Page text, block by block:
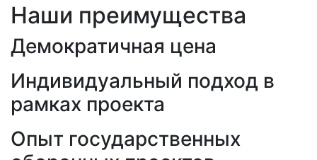
Наши преимущества
Демократичная цена
Индивидуальный подход в
рамках проекта
Опыт государственных